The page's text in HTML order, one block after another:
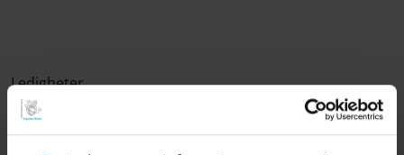
Ledigheter
Under läsåret inkommer väldigt många ansökningar om